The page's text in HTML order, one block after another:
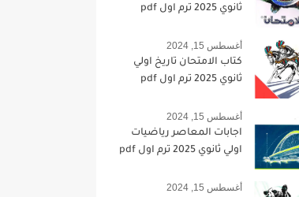
ثانوي 2025 ترم اول pdf
أغسطس 15, 2024
كتاب الامتحان تاريخ اولي
ثانوي 2025 ترم اول pdf
أغسطس 15, 2024
اجابات المعاصر رياضيات
اولي ثانوي 2025 ترم اول pdf
أغسطس 15, 2024